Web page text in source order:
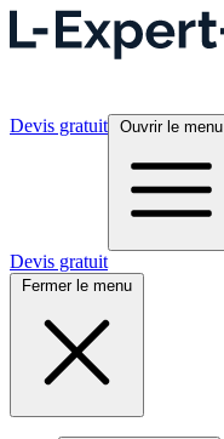
Devis gratuit Ouvrir le menu
Devis gratuit
Fermer le menu